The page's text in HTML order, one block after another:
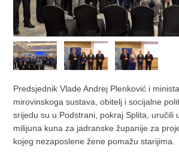
Predsjednik Vlade Andrej Plenković i
mirovinskoga sustava, obitelj i socijalne
srijedu su u Podstrani, pokraj Splita, uručili
milijuna kuna za jadranske županije za
kojeg nezaposlene žene pomažu starijima.